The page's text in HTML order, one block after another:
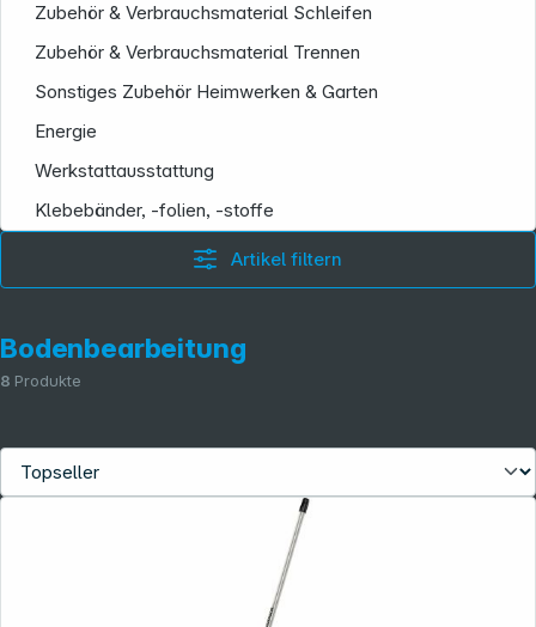
Zubehör & Verbrauchsmaterial Schleifen
Zubehör & Verbrauchsmaterial Trennen
Sonstiges Zubehör Heimwerken & Garten
Energie
Werkstattausstattung
Klebebänder, -folien, -stoffe
Artikel filtern
Bodenbearbeitung
8 Produkte
Folgen Sie uns auf